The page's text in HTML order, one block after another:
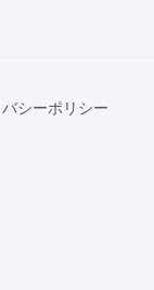
シーポリシー